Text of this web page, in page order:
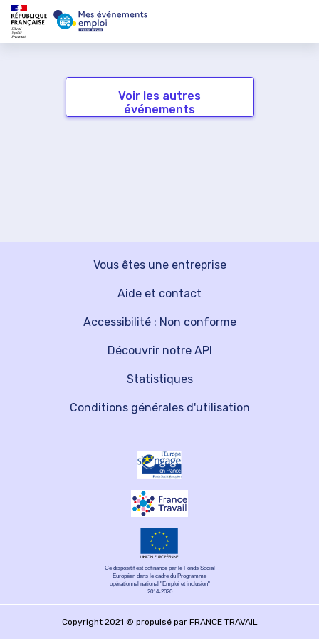
Voir les autres
événements
Vous êtes une entreprise
Découvrir notre API
Aide et contact
Statistiques
Accessibilité : Non conforme
Conditions générales d'utilisation
Ce dispositif est cofinancé par le Fonds Social
Européen dans le cadre du Programme
opérationnel national "Emploi et inclusion"
2014-2020
Copyright 2021 © propulsé par FRANCE TRAVAIL